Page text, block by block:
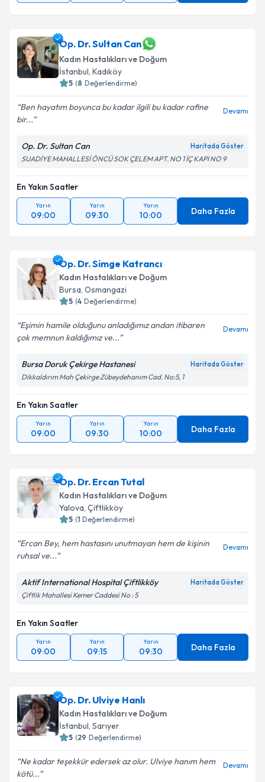
Op. Dr. Sultan Can
Kadın Hastalıkları ve Doğum
İstanbul, Kadıköy
5 (8 Değerlendirme)
Ben hayatım boyunca bu kadar ilgili bu kadar rafine
bir...
Devamı
Op. Dr. Sultan Can Haritada Göster
SUADİYE MAHALLESİ ÖNCÜ SOK ÇELEM APT. NO 1 İÇ KAPI NO 9
En Yakın Saatler
Yarın
09:00
Yarın
09:30
Yarın
10:00 Daha Fazla
Op. Dr. Simge Katrancı
Kadın Hastalıkları ve Doğum
Bursa, Osmangazi
5 (4 Değerlendirme)
Eşimin hamile olduğunu anladığımız andan itibaren
çok memnun kaldığımız ve...
Devamı
Bursa Doruk Çekirge Hastanesi Haritada Göster
Dikkaldırım Mah Çekirge Zübeydehanım Cad. No:5, 1
En Yakın Saatler
Yarın
09:00
Yarın
09:30
Yarın
10:00 Daha Fazla
Op. Dr. Ercan Tutal
Kadın Hastalıkları ve Doğum
Yalova, Çiftlikköy
5 (1 Değerlendirme)
Ercan Bey, hem hastasını unutmayan hem de kişinin
ruhsal ve...
Devamı
Aktif International Hospital Çiftlikköy Haritada Göster
Çiftlik Mahallesi Kemer Caddesi No : 5
En Yakın Saatler
Yarın
09:00
Yarın
09:15
Yarın
09:30 Daha Fazla
Op. Dr. Ulviye Hanlı
Kadın Hastalıkları ve Doğum
İstanbul, Sarıyer
5 (29 Değerlendirme)
Ne kadar teşekkür edersek az olur. Ulviye hanım hem
kötü...
Devamı